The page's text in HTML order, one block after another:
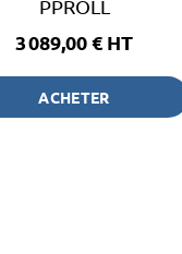
PPROLL
3 089,00 € HT
ACHETER